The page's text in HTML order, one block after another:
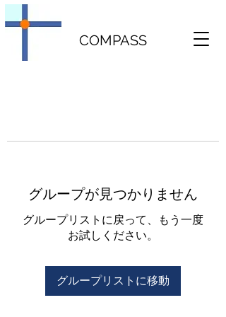
COMPASS
グループが見つかりません
グループリストに戻って、もう一度
お試しください。
グループリストに移動